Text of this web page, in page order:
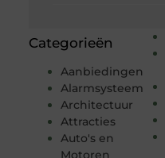
Categorieën
Aanbiedingen
Alarmsysteem
Architectuur
Attracties
Auto's en
Motoren